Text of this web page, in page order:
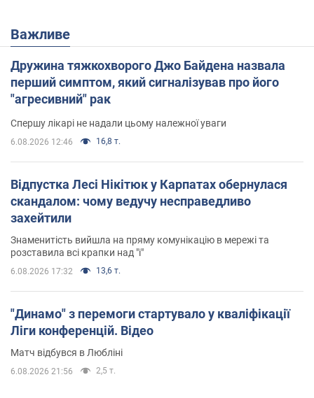
Важливе
Дружина тяжкохворого Джо Байдена назвала
перший симптом, який сигналізував про його
"агресивний" рак
Спершу лікарі не надали цьому належної уваги
6.08.2026 12:46 16,8 т.
Відпустка Лесі Нікітюк у Карпатах обернулася
скандалом: чому ведучу несправедливо
захейтили
Знаменитість вийшла на пряму комунікацію в мережі та
розставила всі крапки над "і"
6.08.2026 17:32 13,6 т.
"Динамо" з перемоги стартувало у кваліфікації
Ліги конференцій. Відео
Матч відбувся в Любліні
6.08.2026 21:56 2,5 т.